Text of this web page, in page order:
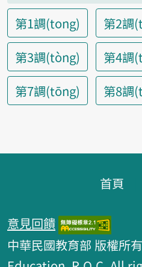
第1調(tong)
第2調
第3調(tòng)
第4調
第7調(tōng)
第8調
首頁
意見回饋
中華民國教育部 版權